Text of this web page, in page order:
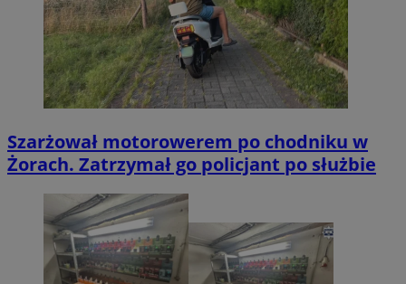
Szarżował motorowerem po chodniku w
Żorach. Zatrzymał go policjant po służbie